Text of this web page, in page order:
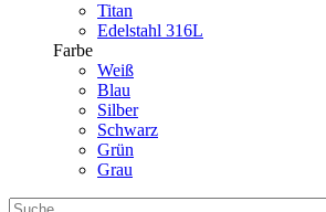
Titan
Edelstahl 316L
Farbe
Weiß
Blau
Silber
Schwarz
Grün
Grau